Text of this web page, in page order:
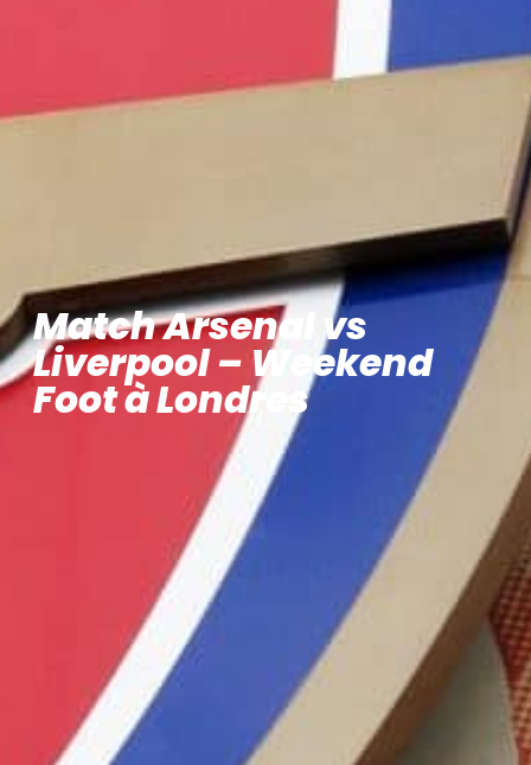
Match Arsenal vs
Liverpool – Weekend
Foot à Londres